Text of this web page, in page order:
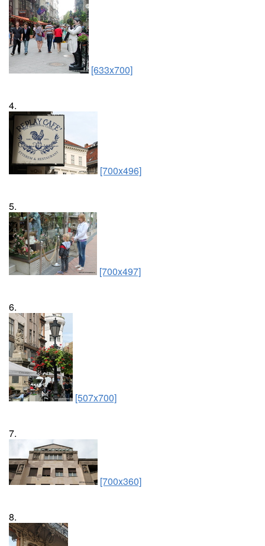
[633x700]
4.
[700x496]
5.
[700x497]
6.
[507x700]
7.
[700x360]
8.